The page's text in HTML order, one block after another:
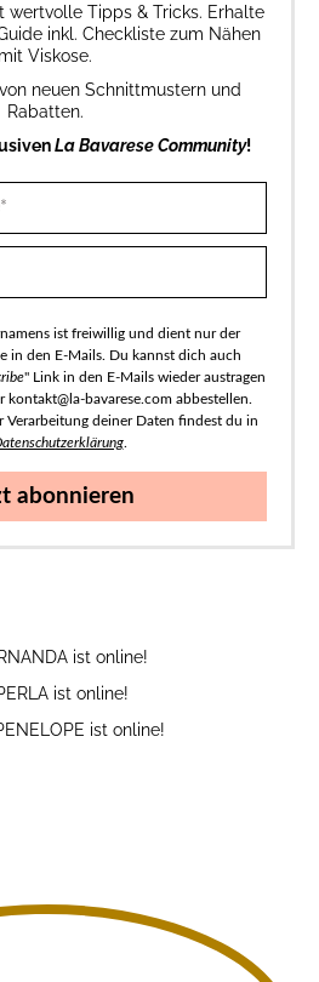
wertvolle Tipps & Tricks. Erhalte
inkl. Checkliste zum Nähen
mit Viskose.
neuen Schnittmustern und
Rabatten.
La Bavarese Community!
ist freiwillig und dient nur der
in den E-Mails. Du kannst dich auch
" Link in den E-Mails wieder austragen
kontakt@la-bavarese.com abbestellen.
Verarbeitung deiner Daten findest du in
.
abonnieren
ist online!
ist online!
ist online!